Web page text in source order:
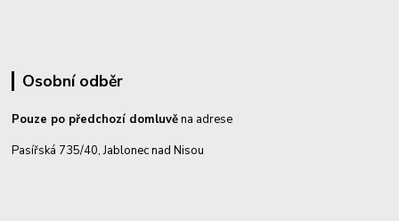
Osobní odběr
Pouze po předchozí domluvěna adrese
Pasířská 735/40, Jablonec nad Nisou